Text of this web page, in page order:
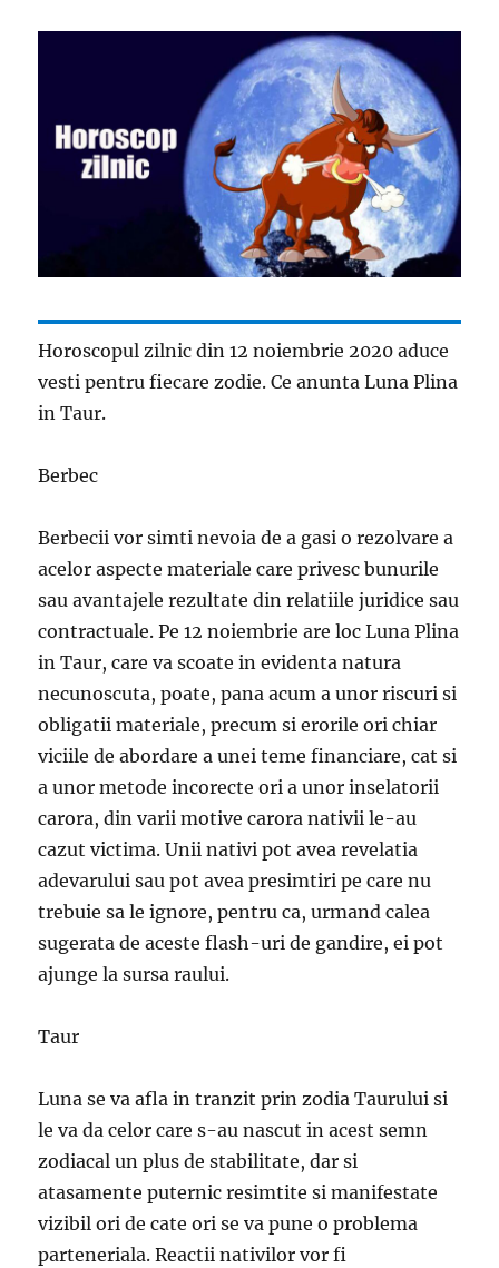
Horoscopul zilnic din 12 noiembrie 2020 aduce
vesti pentru fiecare zodie. Ce anunta Luna Plina
in Taur.
Berbec
Berbecii vor simti nevoia de a gasi o rezolvare a
acelor aspecte materiale care privesc bunurile
sau avantajele rezultate din relatiile juridice sau
contractuale. Pe 12 noiembrie are loc Luna Plina
in Taur, care va scoate in evidenta natura
necunoscuta, poate, pana acum a unor riscuri si
obligatii materiale, precum si erorile ori chiar
viciile de abordare a unei teme financiare, cat si
a unor metode incorecte ori a unor inselatorii
carora, din varii motive carora nativii le-au
cazut victima. Unii nativi pot avea revelatia
adevarului sau pot avea presimtiri pe care nu
trebuie sa le ignore, pentru ca, urmand calea
sugerata de aceste flash-uri de gandire, ei pot
ajunge la sursa raului.
Taur
Luna se va afla in tranzit prin zodia Taurului si
le va da celor care s-au nascut in acest semn
zodiacal un plus de stabilitate, dar si
atasamente puternic resimtite si manifestate
vizibil ori de cate ori se va pune o problema
parteneriala. Reactii nativilor vor fi